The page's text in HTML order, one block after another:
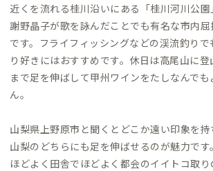
近くを流れる桂川沿いにある「桂川河川公
謝野晶子が歌を詠んだことでも有名な市内
です。フライフィッシングなどの渓流釣り
り好きにはおすすめです。休日は高尾山に
まで足を伸ばして甲州ワインをたしなんで
ん。
山梨県上野原市と聞くとどこか遠い印象を
山梨のどちらにも足を伸ばせるのが魅力です
ほどよく田舎でほどよく都会のイイトコ取